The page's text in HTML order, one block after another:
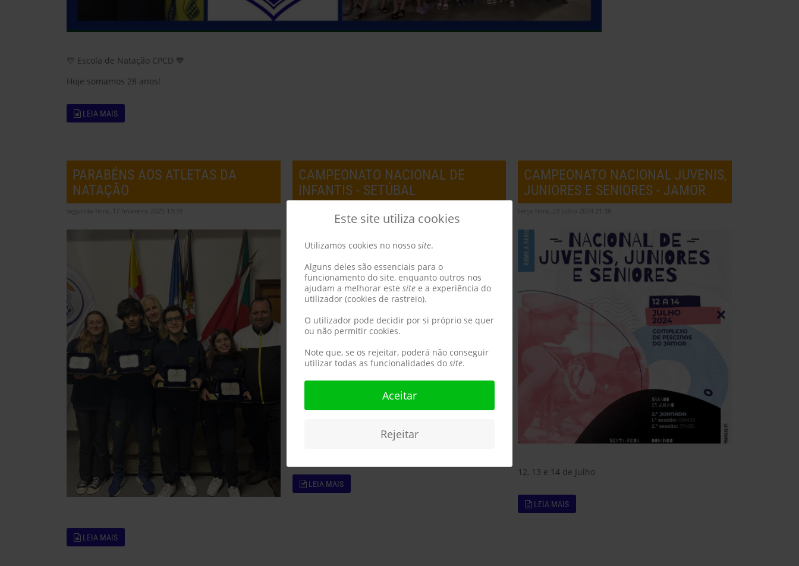
💛 Escola de Natação CPCD 💙
Hoje somamos 28 anos!
LEIA MAIS
PARABÉNS AOS ATLETAS DA
NATAÇÃO
segunda-feira, 17 fevereiro 2025 13:38
LEIA MAIS
CAMPEONATO NACIONAL DE
INFANTIS - SETÚBAL
LEIA MAIS
CAMPEONATO NACIONAL JUVENIS,
JUNIORES E SENIORES - JAMOR
terça-feira, 23 julho 2024 21:38
12, 13 e 14 de Julho
LEIA MAIS
Este site utiliza cookies
Utilizamos cookies no nosso site.
Alguns deles são essenciais para o
funcionamento do site, enquanto outros nos
ajudam a melhorar este site e a experiência do
utilizador (cookies de rastreio).
O utilizador pode decidir por si próprio se quer
ou não permitir cookies.
Note que, se os rejeitar, poderá não conseguir
utilizar todas as funcionalidades do site.
Aceitar
Rejeitar